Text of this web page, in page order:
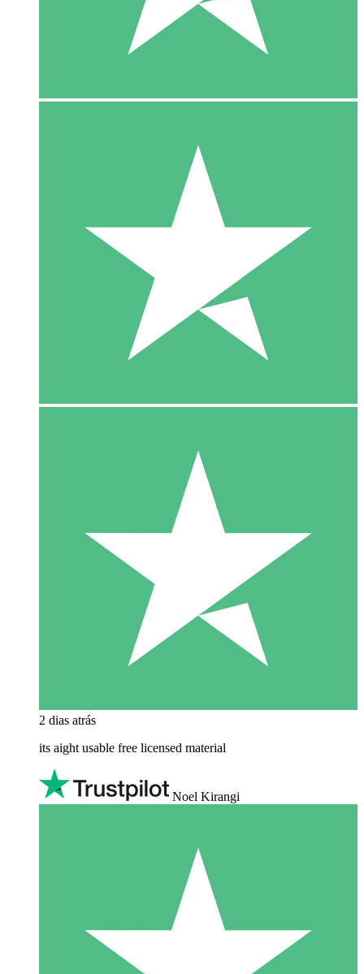
2 dias atrás
its aight usable free licensed material
Noel Kirangi